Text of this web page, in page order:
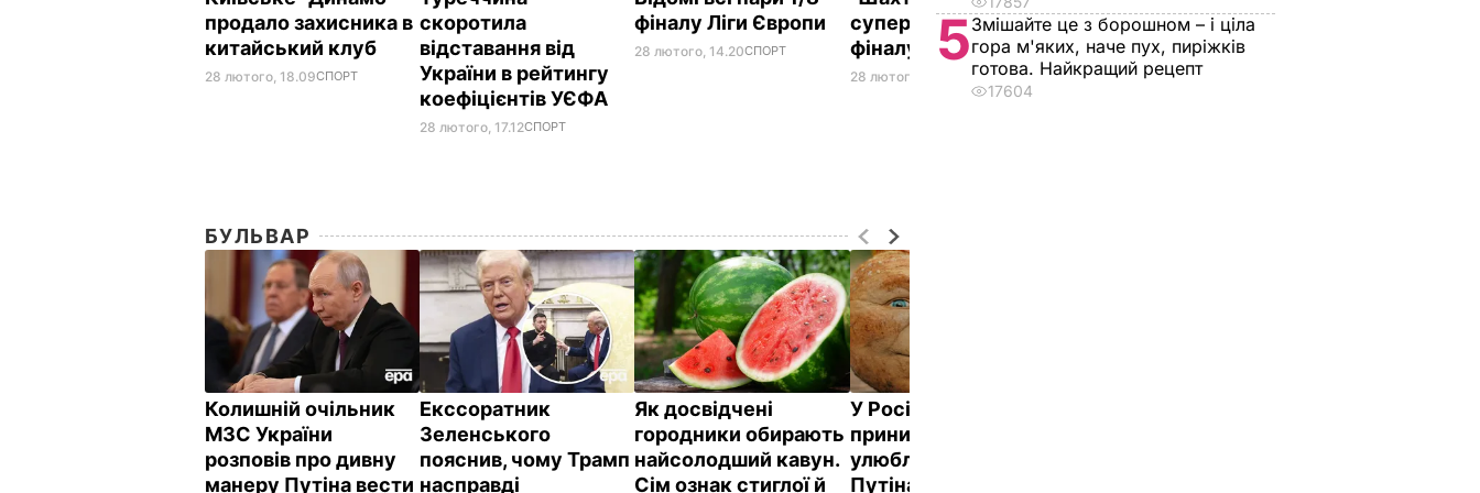
продало захисника в
китайський клуб
28 лютого, 18.09СПОРТ
скоротила
відставання від
України в рейтингу
коефіцієнтів УЄФА
28 лютого, 17.12СПОРТ
фіналу Ліги Європи
28 лютого, 14.20СПОРТ
суперника в 1/8
фіналу Ліги Європи
28 лютого, 14.15 СПОРТ
око і нервовий тик на
правій брові". Реакція
соцмереж на вихід
БУЛЬВАР
Колишній очільник
МЗС України
розповів про дивну
манеру Путіна вести
Екссоратник
Зеленського
пояснив, чому Трамп
насправді
Як досвідчені
городники обирають
найсолодший кавун.
Сім ознак стиглої й
У Росії жорстоко
принизили
улюбленого героя
Путіна
5Змішайте це з борошном – і ціла
гора м'яких, наче пух, пиріжків
готова. Найкращий рецепт
17604